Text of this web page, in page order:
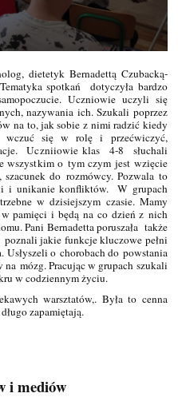
dietetyk Bernadettą Czubacką-
spotkań dotyczyła bardzo
Uczniowie uczyli się
nazywania ich. Szukali poprzez
na to, jak sobie z nimi radzić kiedy
wczuć się w rolę i przećwiczyć,
Uczniiowie klas 4-8 słuchali
wszystkim o tym czym jest wzięcie
szacunek do rozmówcy. Pozwala to
i unikanie konfliktów. W grupach
w dzisiejszym czasie. Mamy
w pamięci i będą na co dzień z nich
Pani Bernadetta poruszała także
jakie funkcje kluczowe pełni
o chorobach do powstania
mózg. Pracując w grupach szukali
w codziennym życiu.
warsztatów,. Była to cenna
zapamiętają.
i mediów